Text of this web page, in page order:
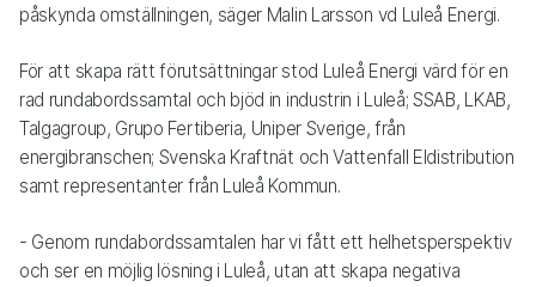
påskynda omställningen, säger Malin Larsson vd Luleå Energi.
För att skapa rätt förutsättningar stod Luleå Energi värd för en
rad rundabordssamtal och bjöd in industrin i Luleå; SSAB, LKAB,
Talgagroup, Grupo Fertiberia, Uniper Sverige, från
energibranschen; Svenska Kraftnät och Vattenfall Eldistribution
samt representanter från Luleå Kommun.
- Genom rundabordssamtalen har vi fått ett helhetsperspektiv
och ser en möjlig lösning i Luleå, utan att skapa negativa